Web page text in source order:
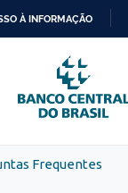
PARA
O
CONTEÚDO
À INFORMAÇÃO
Frequentes